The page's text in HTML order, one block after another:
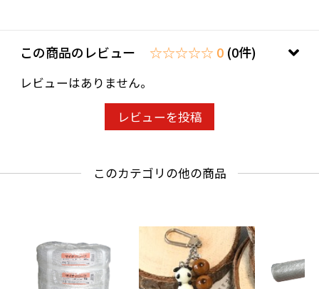
この商品のレビュー ☆☆☆☆☆ 0 (0件)
レビューはありません。
レビューを投稿
このカテゴリの他の商品